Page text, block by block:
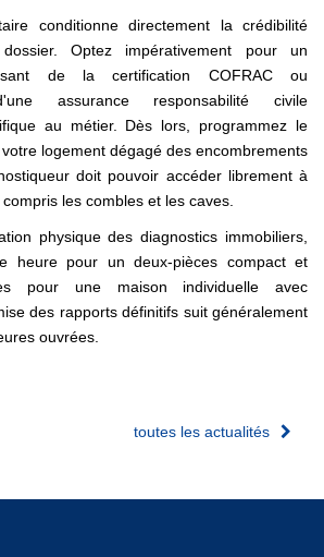
conditionne directement la crédibilité
Optez impérativement pour un
de la certification COFRAC ou
assurance responsabilité civile
au métier. Dès lors, programmez le
logement dégagé des encombrements
doit pouvoir accéder librement à
les combles et les caves.
physique des diagnostics immobiliers,
heure pour un deux-pièces compact et
pour une maison individuelle avec
des rapports définitifs suit généralement
ouvrées.
toutes les actualités